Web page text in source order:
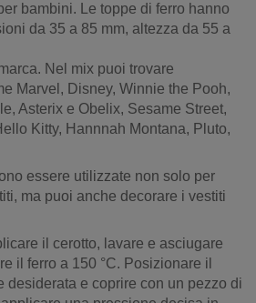
bambini. Le toppe di ferro hanno
da 35 a 85 mm, altezza da 55 a
Nel mix puoi trovare
Marvel, Disney, Winnie the Pooh,
Asterix e Obelix, Sesame Street,
Kitty, Hannnah Montana, Pluto,
essere utilizzate non solo per
ma puoi anche decorare i vestiti
il cerotto, lavare e asciugare
il ferro a 150 °C. Posizionare il
desiderata e coprire con un pezzo di